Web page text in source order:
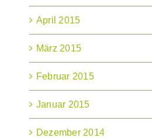
April 2015
März 2015
Februar 2015
Januar 2015
Dezember 2014